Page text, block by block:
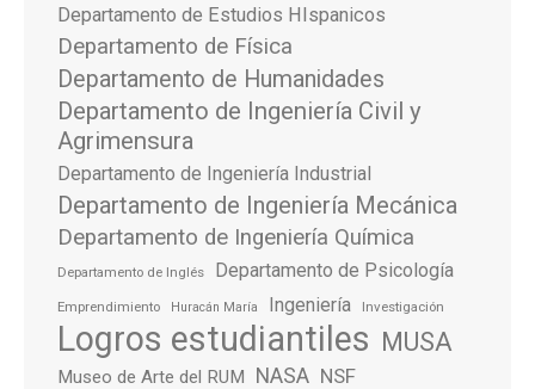
Departamento de Estudios HIspanicos
Departamento de Física
Departamento de Humanidades
Departamento de Ingeniería Civil y
Agrimensura
Departamento de Ingeniería Industrial
Departamento de Ingeniería Mecánica
Departamento de Ingeniería Química
Departamento de Inglés Departamento de Psicología
Emprendimiento Huracán María Ingeniería Investigación
Logros estudiantiles MUSA
Museo de Arte del RUM NASA NSF